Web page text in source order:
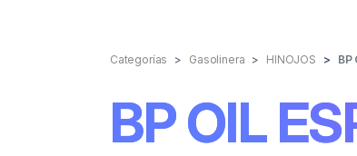
Categorías Gasolinera HINOJOS BP
BP OIL